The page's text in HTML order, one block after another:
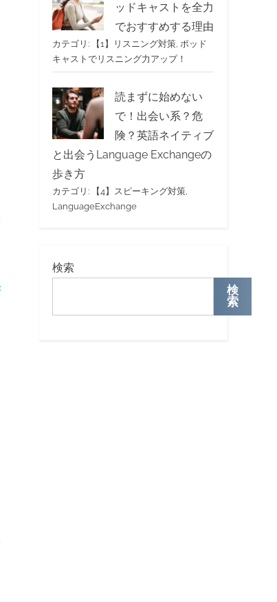
ッドキャストを全力
でおすすめする理由
カテゴリ: 【1】リスニング対策, ポッド
キャストでリスニング力アップ！
読まずに始めない
で！出会い系？危
険？英語ネイティブ
と出会うLanguage Exchangeの
歩き方
カテゴリ: 【4】スピーキング対策,
LanguageExchange
検索
検
索